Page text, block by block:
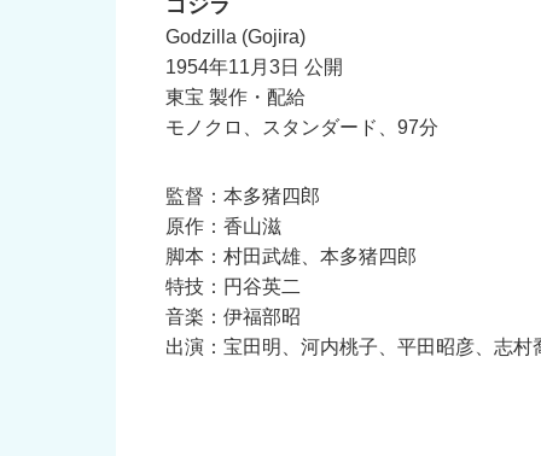
ゴジラ
Godzilla (Gojira)
1954年11月3日 公開
東宝 製作・配給
モノクロ、スタンダード、97分
監督：本多猪四郎
原作：香山滋
脚本：村田武雄、本多猪四郎
特技：円谷英二
音楽：伊福部昭
出演：宝田明、河内桃子、平田昭彦、志村